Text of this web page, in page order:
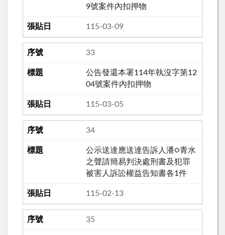
9號案件內扣押物
115-03-09
33
公告發還本署114年執沒字第12
04號案件內扣押物
115-03-05
34
公示送達應送達告訴人潘○青水
之聲請簡易判決處刑書及犯罪
被害人訴訟權益告知書各1件
115-02-13
35